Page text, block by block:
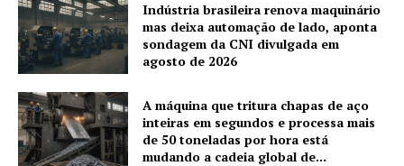
Indústria brasileira renova maquinário
mas deixa automação de lado, aponta
sondagem da CNI divulgada em
agosto de 2026
A máquina que tritura chapas de aço
inteiras em segundos e processa mais
de 50 toneladas por hora está
mudando a cadeia global de...